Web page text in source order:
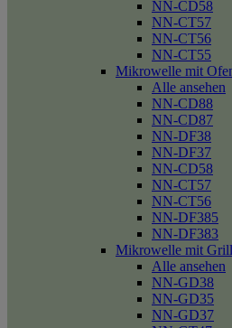
NN-CD58
NN-CT57
NN-CT56
NN-CT55
Mikrowelle mit
Alle ansehen
NN-CD88
NN-CD87
NN-DF38
NN-DF37
NN-CD58
NN-CT57
NN-CT56
NN-DF385
NN-DF383
Mikrowelle mit
Alle ansehen
NN-GD38
NN-GD35
NN-GD37